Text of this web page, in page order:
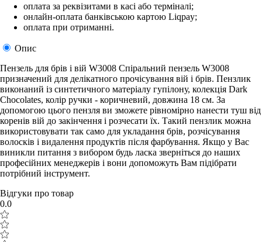
оплата за реквізитами в касі або терміналі;
онлайн-оплата банківською картою Liqpay;
оплата при отриманні.
Опис
Пензель для брів і вій W3008 Спіральний пензель W3008
призначений для делікатного прочісування вій і брів. Пензлик
виконаний із синтетичного матеріалу гупілону, колекція Dark
Chocolates, колір ручки - коричневий, довжина 18 см. За
допомогою цього пензля ви зможете рівномірно нанести туш від
коренів вій до закінчення і розчесати їх. Такий пензлик можна
використовувати так само для укладання брів, розчісування
волосків і видалення продуктів після фарбування. Якщо у Вас
виникли питання з вибором будь ласка зверніться до наших
професійних менеджерів і вони допоможуть Вам підібрати
потрібний інструмент.
Відгуки про товар
0.0